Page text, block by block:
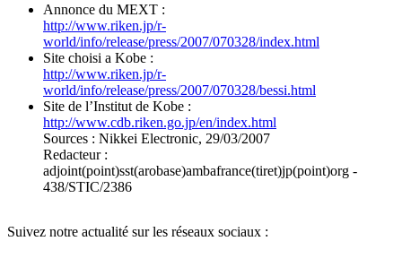
Annonce du MEXT :
http://www.riken.jp/r-
world/info/release/press/2007/070328/index.html
Site choisi a Kobe :
http://www.riken.jp/r-
world/info/release/press/2007/070328/bessi.html
Site de l’Institut de Kobe :
http://www.cdb.riken.go.jp/en/index.html
Sources : Nikkei Electronic, 29/03/2007
Redacteur :
adjoint(point)sst(arobase)ambafrance(tiret)jp(point)org -
438/STIC/2386
Suivez notre actualité sur les réseaux sociaux :